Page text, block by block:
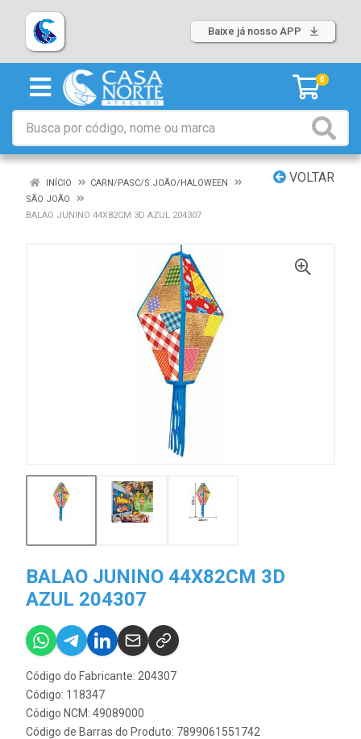
Baixe já nosso APP
0
VOLTAR
INÍCIO
CARN/PASC/S.JOÃO/HALOWEEN
SÃO JOÃO
BALAO JUNINO 44X82CM 3D AZUL 204307
BALAO JUNINO 44X82CM 3D
AZUL 204307
Código do Fabricante: 204307
Código: 118347
Código NCM: 49089000
Código de Barras do Produto: 7899061551742